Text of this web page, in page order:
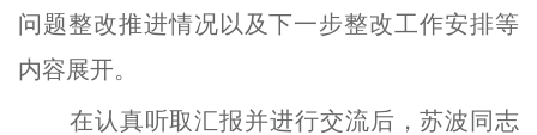
问题整改推进情况以及下一步整改工作安排等
内容展开。
在认真听取汇报并进行交流后，苏波同志